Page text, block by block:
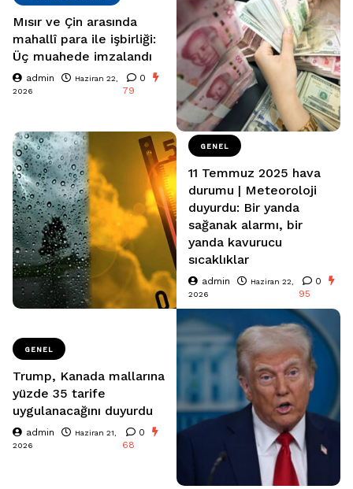
Mısır ve Çin arasında
mahallî para ile işbirliği:
Üç muahede imzalandı
admin
Haziran 22,
2026
0
79
GENEL
11 Temmuz 2025 hava
durumu | Meteoroloji
duyurdu: Bir yanda
sağanak alarmı, bir
yanda kavurucu
sıcaklıklar
admin
Haziran 22,
2026
0
95
GENEL
Trump, Kanada mallarına
yüzde 35 tarife
uygulanacağını duyurdu
admin
Haziran 21,
2026
0
68